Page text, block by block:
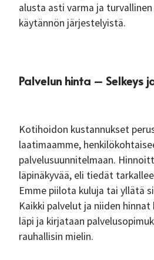
alusta asti varma ja
käytännön järjestelyistä.
Palvelun hinta – Selkeys
Kotihoidon kustannukset
laatimaamme,
palvelusuunnitelmaan.
läpinäkyvää, eli tiedät
Emme piilota kuluja tai yllätä
Kaikki palvelut ja niiden
läpi ja kirjataan
rauhallisin mielin.